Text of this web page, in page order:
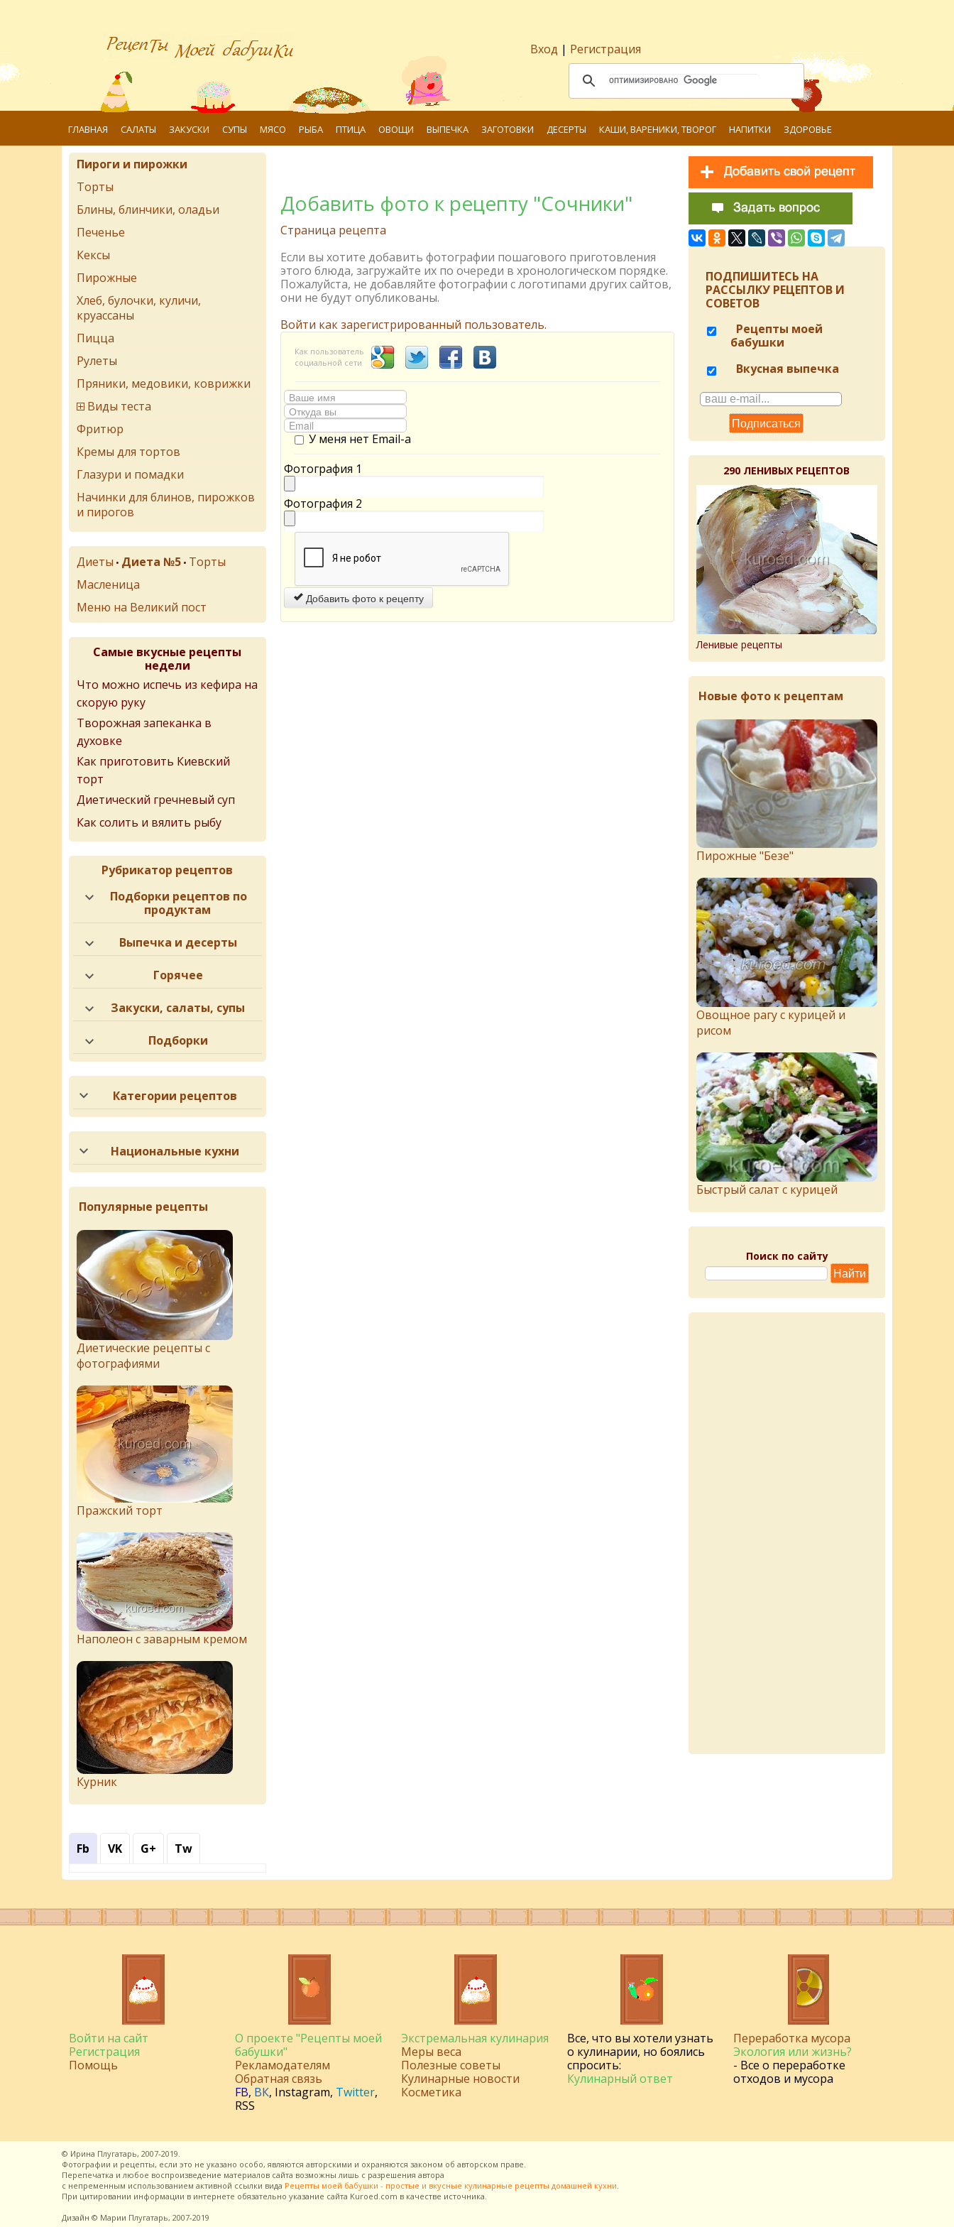
Вход | Регистрация
ГЛАВНАЯ САЛАТЫ ЗАКУСКИ СУПЫ МЯСО РЫБА ПТИЦА ОВОЩИ ВЫПЕЧКА ЗАГОТОВКИ ДЕСЕРТЫ КАШИ, ВАРЕНИКИ, ТВОРОГ НАПИТКИ ЗДОРОВЬЕ
Добавить фото к рецепту "Сочники"
Страница рецепта
Если вы хотите добавить фотографии пошагового приготовления
этого блюда, загружайте их по очереди в хронологическом порядке.
Пожалуйста, не добавляйте фотографии с логотипами других сайтов,
они не будут опубликованы.
Войти как зарегистрированный пользователь.
Как пользователь
социальной сети
У меня нет Email-а
Фотография 1
Фотография 2
Добавить фото к рецепту
Пироги и пирожки
Торты
Блины, блинчики, оладьи
Печенье
Кексы
Пирожные
Хлеб, булочки, куличи,
круассаны
Пицца
Рулеты
Пряники, медовики, коврижки
Виды теста
Фритюр
Кремы для тортов
Глазури и помадки
Начинки для блинов, пирожков
и пирогов
Диеты • Диета №5 • Торты
Масленица
Меню на Великий пост
Самые вкусные рецепты
недели
Что можно испечь из кефира на
скорую руку
Творожная запеканка в
духовке
Как приготовить Киевский
торт
Диетический гречневый суп
Как солить и вялить рыбу
Рубрикатор рецептов
Подборки рецептов по
продуктам
Выпечка и десерты
Горячее
Закуски, салаты, супы
Подборки
Категории рецептов
Национальные кухни
Популярные рецепты
Диетические рецепты с
фотографиями
Пражский торт
Наполеон с заварным кремом
Курник
Fb VK G+ Tw
ПОДПИШИТЕСЬ НА
РАССЫЛКУ РЕЦЕПТОВ И
СОВЕТОВ
Рецепты моей
бабушки
Вкусная выпечка
290 ЛЕНИВЫХ РЕЦЕПТОВ
Ленивые рецепты
Новые фото к рецептам
Пирожныe "Бeзe"
Овощное рагу с курицей и
рисом
Быстрый салат с курицей
Поиск по сайту
Войти на сайт
Регистрация
Помощь
О проекте "Рецепты моей
бабушки"
Рекламодателям
Обратная связь
FB, ВК, Instagram, Twitter,
RSS
Экстремальная кулинария
Меры веса
Полезные советы
Кулинарные новости
Косметика
Все, что вы хотели узнать
о кулинарии, но боялись
спросить:
Кулинарный ответ
Переработка мусора
Экология или жизнь?
- Все о переработке
отходов и мусора
© Ирина Плугатарь, 2007-2019.
Фотографии и рецепты, если это не указано особо, являются авторскими и охраняются законом об авторском праве.
Перепечатка и любое воспроизведение материалов сайта возможны лишь с разрешения автора
с непременным использованием активной ссылки вида Рецепты моей бабушки - простые и вкусные кулинарные рецепты домашней кухни.
При цитировании информации в интернете обязательно указание сайта Kuroed.com в качестве источника.
Дизайн © Марии Плугатарь, 2007-2019